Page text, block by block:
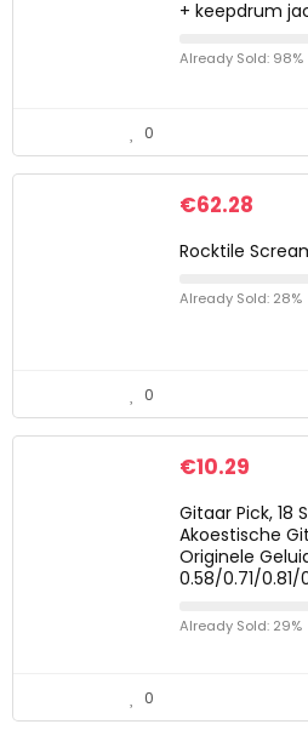
+ keepdrum
Already Sold: 98%
0
€62.28
Rocktile
Already Sold: 28%
0
€10.29
Gitaar Pick, 18
Akoestische
Originele
0.58/0.71/0.81/
Already Sold: 29%
0